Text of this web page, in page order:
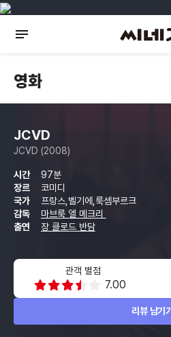
영화
JCVD
JCVD (2008)
시간
97분
장르
코미디
국가
프랑스,벨기에,룩셈부르크
감독
마브룩 엘 메크리
출연
장 클로드 반담
관객 별점
7.00
리뷰 남기기